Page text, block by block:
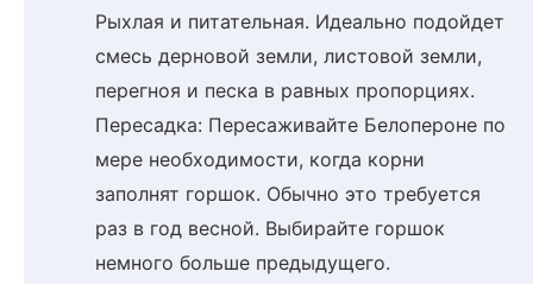
Рыхлая и питательная. Идеально подойдет
смесь дерновой земли, листовой земли,
перегноя и песка в равных пропорциях.
Пересадка: Пересаживайте Белопероне по
мере необходимости, когда корни
заполнят горшок. Обычно это требуется
раз в год весной. Выбирайте горшок
немного больше предыдущего.